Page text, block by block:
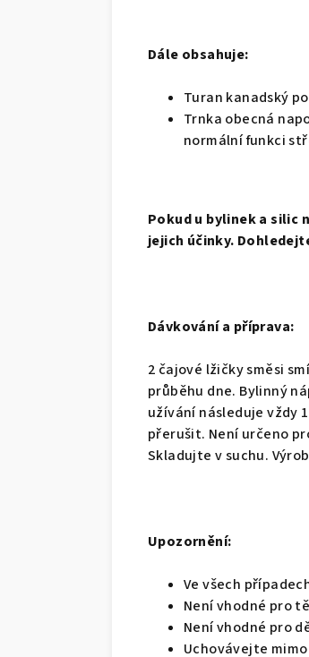
Dále obsahuje:
Turan kanadský
Trnka obecná
normální funkci
Pokud u bylinek a silic
jejich účinky.
Dávkování a příprava:
2 čajové lžičky směsi
průběhu dne. Bylinný
užívání následuje vždy
přerušit. Není určeno
Skladujte v suchu.
Upozornění:
Ve všech
Není vhodné pro
Není vhodné pro
Uchovávejte